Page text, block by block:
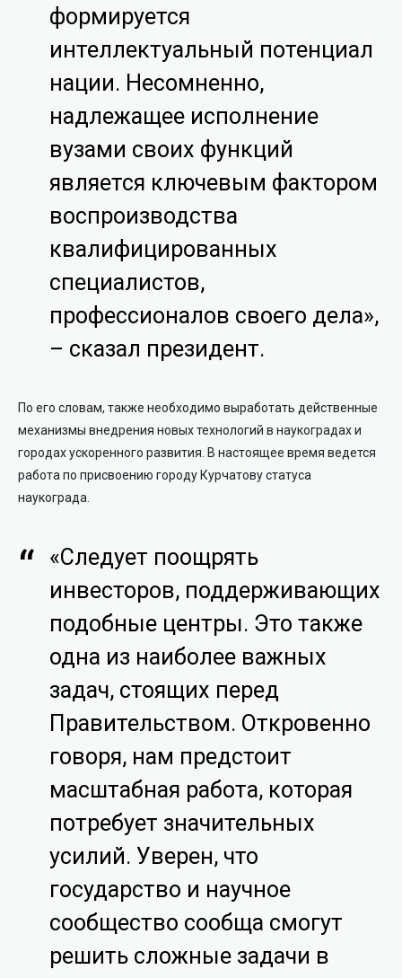
формируется
интеллектуальный потенциал
нации. Несомненно,
надлежащее исполнение
вузами своих функций
является ключевым фактором
воспроизводства
квалифицированных
специалистов,
профессионалов своего дела»,
– сказал президент.
По его словам, также необходимо выработать действенные
механизмы внедрения новых технологий в наукоградах и
городах ускоренного развития. В настоящее время ведется
работа по присвоению городу Курчатову статуса
наукограда.
«Следует поощрять
инвесторов, поддерживающих
подобные центры. Это также
одна из наиболее важных
задач, стоящих перед
Правительством. Откровенно
говоря, нам предстоит
масштабная работа, которая
потребует значительных
усилий. Уверен, что
государство и научное
сообщество сообща смогут
решить сложные задачи в